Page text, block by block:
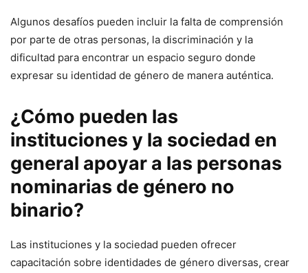
Algunos desafíos pueden incluir la falta de comprensión
por parte de otras personas, la discriminación y la
dificultad para encontrar un espacio seguro donde
expresar su identidad de género de manera auténtica.
¿Cómo pueden las
instituciones y la sociedad en
general apoyar a las personas
nominarias de género no
binario?
Las instituciones y la sociedad pueden ofrecer
capacitación sobre identidades de género diversas, crear